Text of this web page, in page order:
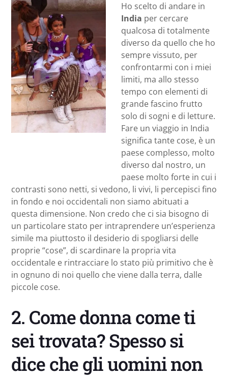
Ho scelto di andare in
India per cercare
qualcosa di totalmente
diverso da quello che ho
sempre vissuto, per
confrontarmi con i miei
limiti, ma allo stesso
tempo con elementi di
grande fascino frutto
solo di sogni e di letture.
Fare un viaggio in India
significa tante cose, è un
paese complesso, molto
diverso dal nostro, un
paese molto forte in cui i
contrasti sono netti, si vedono, li vivi, li percepisci fino
in fondo e noi occidentali non siamo abituati a
questa dimensione. Non credo che ci sia bisogno di
un particolare stato per intraprendere un’esperienza
simile ma piuttosto il desiderio di spogliarsi delle
proprie “cose”, di scardinare la propria vita
occidentale e rintracciare lo stato più primitivo che è
in ognuno di noi quello che viene dalla terra, dalle
piccole cose.
2. Come donna come ti
sei trovata? Spesso si
dice che gli uomini non